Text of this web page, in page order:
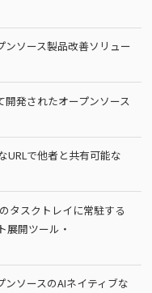
ンソース製品改善ソリュー
発されたオープンソース
URLで他者と共有可能な
タスクトレイに常駐する
展開ツール・
ソースのAIネイティブな